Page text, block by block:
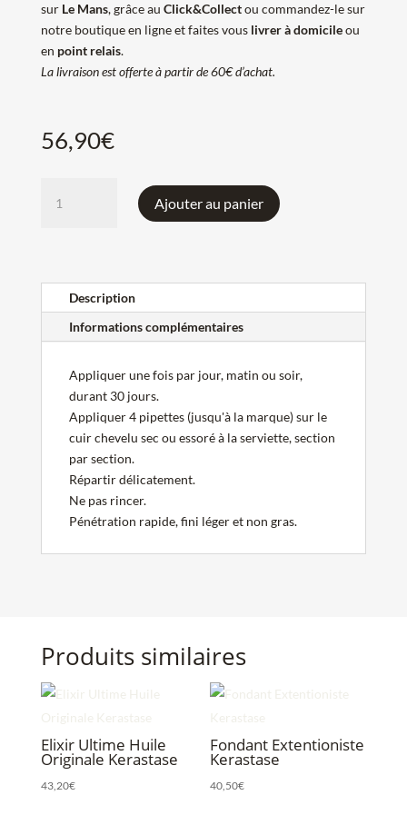
sur Le Mans, grâce au Click&Collectou commandez-le sur
notre boutique en ligne et faites vous livrer à domicileou
en point relais.
La livraison est offerte à partir de 60€ d’achat.
56,90€
Fortifiant
Genesis
Kérastase
Ajouter au panier
Description
Informations complémentaires
Appliquer une fois par jour, matin ou soir,
durant 30 jours.
Appliquer 4 pipettes (jusqu'à la marque) sur le
cuir chevelu sec ou essoré à la serviette, section
par section.
Répartir délicatement.
Ne pas rincer.
Pénétration rapide, fini léger et non gras.
Produits similaires
Elixir Ultime Huile
Originale Kerastase
43,20€
Fondant Extentioniste
Kerastase
40,50€